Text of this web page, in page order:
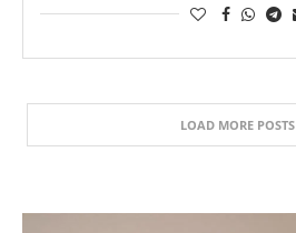
LOAD MORE POSTS